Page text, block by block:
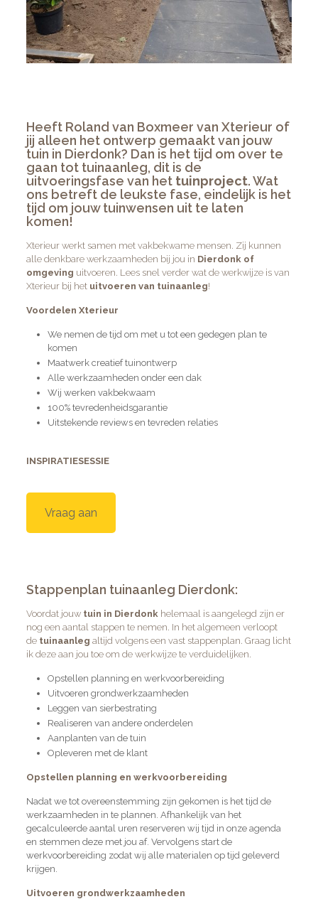
Heeft Roland van Boxmeer van Xterieur of
jij alleen het ontwerp gemaakt van jouw
tuin in Dierdonk? Dan is het tijd om over te
gaan tot tuinaanleg, dit is de
uitvoeringsfase van het tuinproject. Wat
ons betreft de leukste fase, eindelijk is het
tijd om jouw tuinwensen uit te laten
komen!
Xterieurwerkt samen met vakbekwame mensen. Zij kunnen
alle denkbare werkzaamheden bij jou in Dierdonk of
omgeving uitvoeren. Lees snel verder wat de werkwijze is van
Xterieur bij het uitvoeren van tuinaanleg!
Voordelen Xterieur
We nemen de tijd om met u tot een gedegen plan te
komen
Maatwerk creatief tuinontwerp
Alle werkzaamheden onder een dak
Wij werken vakbekwaam
100% tevredenheidsgarantie
Uitstekende reviews en tevreden relaties
INSPIRATIESESSIE
Vraag aan
Stappenplan tuinaanleg Dierdonk:
Voordat jouw tuin in Dierdonkhelemaal is aangelegd zijn er
nog een aantal stappen te nemen. In het algemeen verloopt
de tuinaanleg altijd volgens een vast stappenplan. Graag licht
ik deze aan jou toe om de werkwijze te verduidelijken.
Opstellen planning en werkvoorbereiding
Uitvoeren grondwerkzaamheden
Leggen van sierbestrating
Realiseren van andere onderdelen
Aanplanten van de tuin
Opleveren met de klant
Opstellen planning en werkvoorbereiding
Nadat we tot overeenstemming zijn gekomen is het tijd de
werkzaamheden in te plannen. Afhankelijk van het
gecalculeerde aantal uren reserveren wij tijd in onze agenda
en stemmen deze met jou af. Vervolgens start de
werkvoorbereiding zodat wij alle materialen op tijd geleverd
krijgen.
Uitvoeren grondwerkzaamheden